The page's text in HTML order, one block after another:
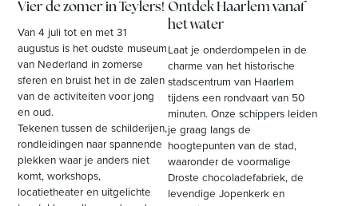
Vier de zomer in Teylers!
Van 4 juli tot en met 31
augustus is het oudste museum
van Nederland in zomerse
sferen en bruist het in de zalen
van de activiteiten voor jong
en oud.
Tekenen tussen de schilderijen,
rondleidingen naar spannende
plekken waar je anders niet
komt, workshops,
locatietheater en uitgelichte
Ontdek Haarlem vanaf
het water
Laat je onderdompelen in de
charme van het historische
stadscentrum van Haarlem
tijdens een rondvaart van 50
minuten. Onze schippers leiden
je graag langs de
hoogtepunten van de stad,
waaronder de voormalige
Droste chocoladefabriek, de
levendige Jopenkerk en